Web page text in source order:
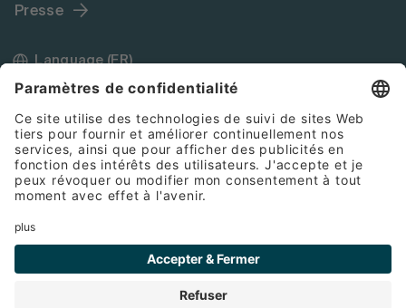
Presse
Language (FR)
Mentions légales
Protection des données